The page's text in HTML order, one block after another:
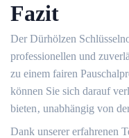
Fazit
Der Dürhölzen
professionellen und
zu einem fairen
können Sie sich darauf
bieten‚ unabhängig von
Dank unserer erfahrenen